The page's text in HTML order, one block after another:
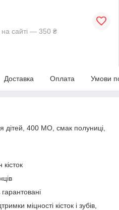
сайті — 350 ₴
Доставка Оплата Умови
дітей, 400 МО, смак полуниці,
міцності кісток і зубів,